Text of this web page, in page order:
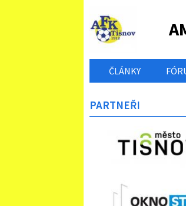
ČLÁNKY
PARTNEŘI